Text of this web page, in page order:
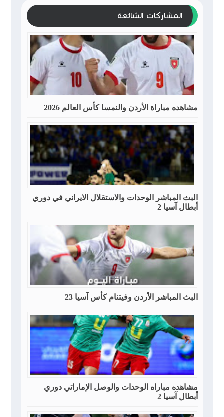
المشاركات الشائعة
مشاهده مباراة الأردن والنمسا كأس العالم 2026
البث المباشر الوحدات والاستقلال الايراني في دوري
أبطال آسيا 2
البث المباشر الأردن وفيتنام كأس آسيا 23
مشاهده مباراه الوحدات والوصل الإماراتي دوري
أبطال آسيا 2